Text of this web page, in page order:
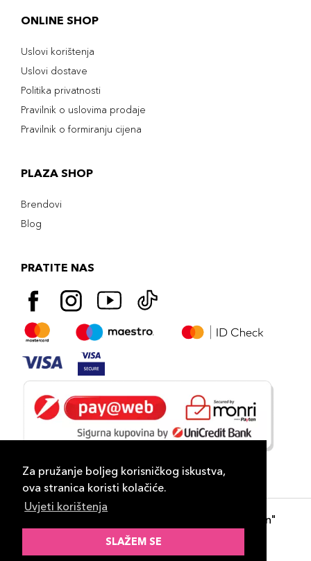
Za pružanje boljeg korisničkog iskustva,
ova stranica koristi kolačiće.
Uvjeti korištenja
SLAŽEM SE
ONLINE SHOP
Uslovi korištenja
Uslovi dostave
Politika privatnosti
Pravilnik o uslovima prodaje
Pravilnik o formiranju cijena
PLAZA SHOP
Brendovi
Blog
PRATITE NAS
- "DP Lux Distribution"
d.o.o. Banja Luka
ID-S Consulting d.o.o. Sarajevo